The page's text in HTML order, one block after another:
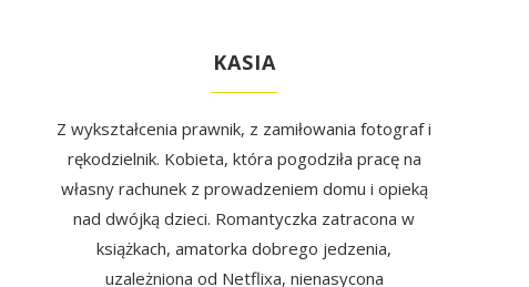
KASIA
Z wykształcenia prawnik, z zamiłowania fotograf i
rękodzielnik. Kobieta, która pogodziła pracę na
własny rachunek z prowadzeniem domu i opieką
nad dwójką dzieci. Romantyczka zatracona w
książkach, amatorka dobrego jedzenia,
uzależniona od Netflixa, nienasycona